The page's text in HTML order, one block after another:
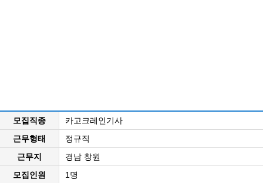
모집직종
카고크레인기사
근무형태
정규직
근무지
경남 창원
모집인원
1명